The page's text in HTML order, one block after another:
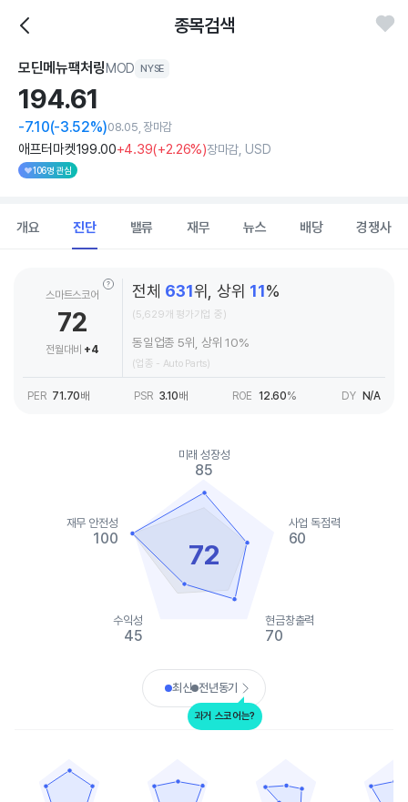
종목검색
모딘메뉴팩처링 MOD NYSE
194.61
-7.10(-3.52%)08.05, 장마감
애프터마켓199.00+4.39(+2.26%)장마감, USD
106명 관심
개요 진단 밸류 재무 뉴스 배당 경쟁사
스마트스코어
72
전월대비 +4
전체 631위, 상위 11%
(5,629개 평가기업 중)
동일업종 5위, 상위 10%
(업종 - Auto Parts)
PER 71.70배 PSR 3.10배 ROE 12.60% DY N/A
The chart has 1 Y axis displaying values. Data ranges from 45
72
미래 성장성
85
사업 독점력
60
현금창출력
70
수익성
45
재무 안전성
100
End of interactive chart.
최신 전년동기
과거 스코어는?
The chart has 1 X axis displaying categories.
The chart has 1 Y axis displaying values. Data ranges from 85
트레인 테크놀러지스
The chart has 1 X axis displaying categories.
The chart has 1 Y axis displaying values.
캐리어 글로벌
The chart has 1 X axis
The chart has 1 Y axis
The
The